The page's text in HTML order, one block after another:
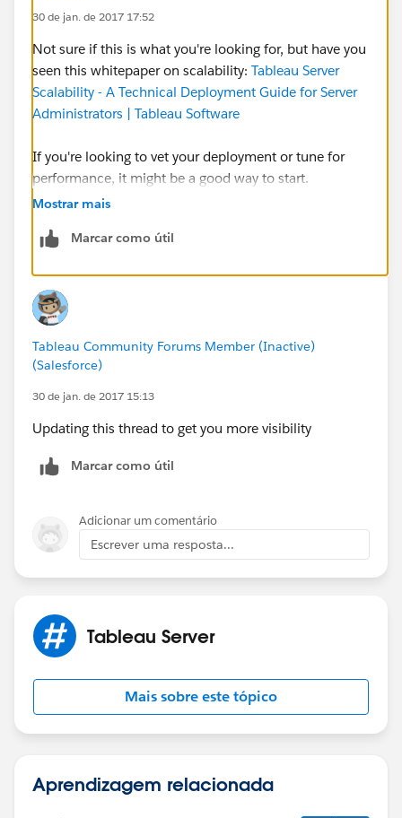
30 de jan. de 2017 17:52
Not sure if this is what you're looking for, but have you
seen this whitepaper on scalability: Tableau Server
Scalability - A Technical Deployment Guide for Server
Administrators | Tableau Software
If you're looking to vet your deployment or tune for
performance, it might be a good way to start.
Mostrar mais
Marcar como útil
Tableau Community Forums Member (Inactive)
(Salesforce)
30 de jan. de 2017 15:13
Updating this thread to get you more visibility
Marcar como útil
Adicionar um comentário
Escrever uma resposta...
Tableau Server
Mais sobre este tópico
Aprendizagem relacionada